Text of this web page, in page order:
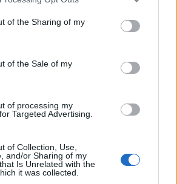
of the Sharing of my
of the Sale of my
of processing my
Targeted Advertising.
of Collection, Use,
and/or Sharing of my
Is Unrelated with the
it was collected.